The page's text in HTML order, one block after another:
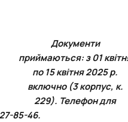
Документи
приймаються: з 01
по 15 квітня 2025 р.
включно (3 корпус, к.
229). Телефон для
85-46.